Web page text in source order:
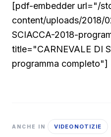
[pdf-embedder url="/
content/uploads/2018/
SCIACCA-2018-
title="CARNEVALE DI
programma completo"]
ANCHE IN VIDEONOTIZIE